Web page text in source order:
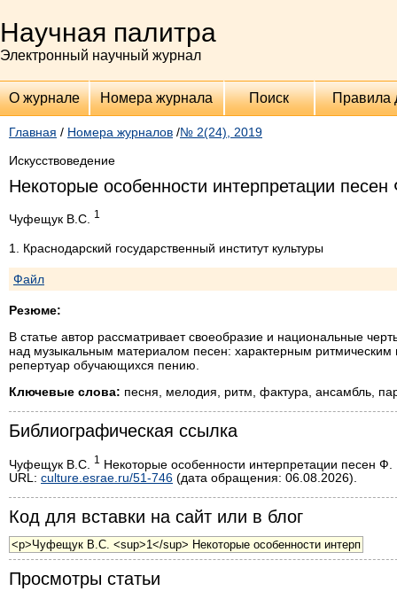
Научная палитра
Электронный научный журнал
О журнале Номера журнала Поиск Правила
Главная / Номера журналов /№ 2(24), 2019
Искусствоведение
Некоторые особенности интерпретации
Чуфещук В.С. 1
1. Краснодарский государственный институт культуры
Файл
Резюме:
В статье автор рассматривает своеобразие и национальные
над музыкальным материалом песен: характерным
репертуар обучающихся пению.
Ключевые слова: песня, мелодия, ритм, фактура, ансамбль,
Библиографическая ссылка
Чуфещук В.С. 1
Некоторые особенности интерпретации песен
URL: culture.esrae.ru/51-746 (дата обращения: 06.08.2026).
Код для вставки на сайт или в блог
Просмотры статьи